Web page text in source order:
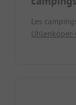
Les
Uhlenköper-